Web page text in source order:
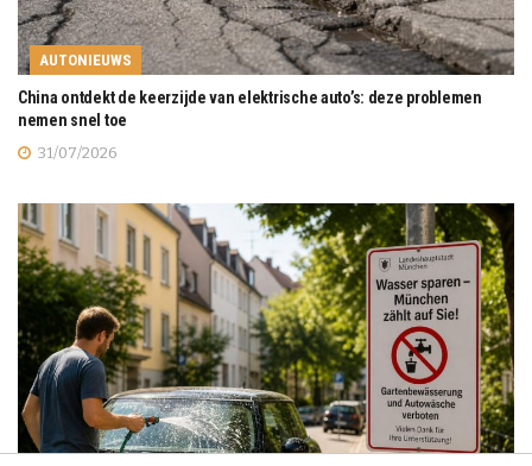
AUTONIEUWS
China ontdekt de keerzijde van elektrische auto’s: deze problemen
nemen snel toe
31/07/2026